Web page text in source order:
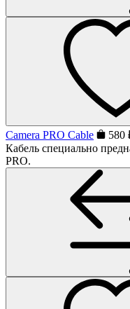
Camera PRO Cable
580
Кабель специально
PRO.